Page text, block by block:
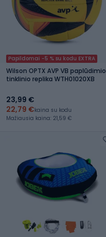
Papildomai -5 % su kodu EXTRA
Wilson OPTX AVP VB paplūdimio
tinklinio replika WTH01020XB
23,99 €
22,79 €kaina su kodu
Mažiausia kaina: 21,59 €